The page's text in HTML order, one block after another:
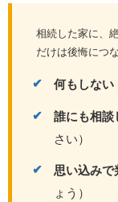
相続した家に、
だけは後悔につ
何もしない
誰にも相談
さい）
思い込みで
ょう）